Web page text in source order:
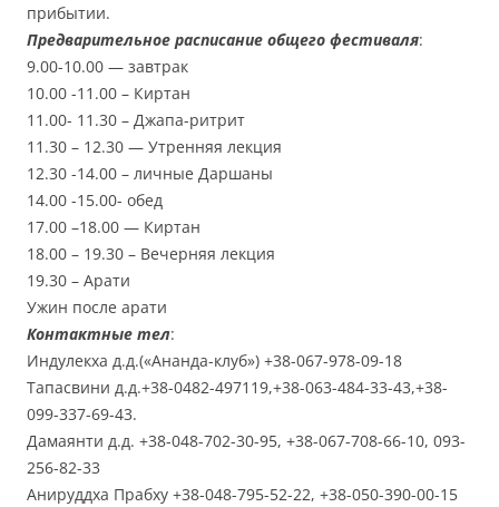
прибытии.
Предварительное расписание общего фестиваля:
9.00-10.00 — завтрак
10.00 -11.00 – Киртан
11.00- 11.30 – Джапа-ритрит
11.30 – 12.30 — Утренняя лекция
12.30 -14.00 – личные Даршаны
14.00 -15.00- обед
17.00 –18.00 — Киртан
18.00 – 19.30 – Вечерняя лекция
19.30 – Арати
Ужин после арати
Контактные тел:
Индулекха д.д.(«Ананда-клуб») +38-067-978-09-18
Тапасвини д.д.+38-0482-497119,+38-063-484-33-43,+38-
099-337-69-43.
Дамаянти д.д. +38-048-702-30-95, +38-067-708-66-10, 093-
256-82-33
Анируддха Прабху +38-048-795-52-22, +38-050-390-00-15